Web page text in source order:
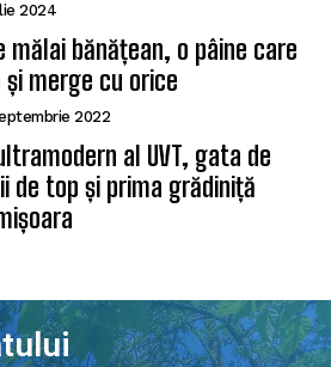
2024
mălai bănățean, o pâine care
merge cu orice
2022
al UVT, gata de
de top și prima grădiniță